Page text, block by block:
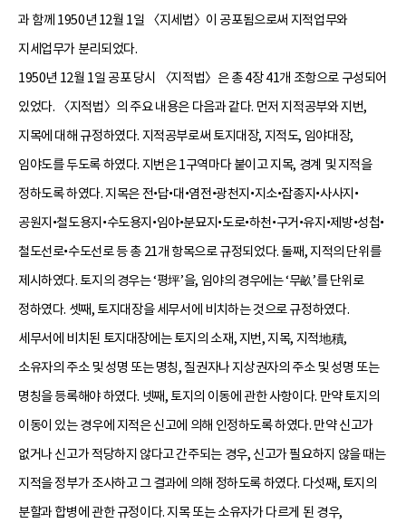
과 함께 1950년 12월 1일 〈지세법〉이 공포됨으로써 지적업무와
지세업무가 분리되었다.
1950년 12월 1일 공포 당시 〈지적법〉은 총 4장 41개 조항으로 구성되어
있었다. 〈지적법〉의 주요 내용은 다음과 같다. 먼저 지적공부와 지번,
지목에 대해 규정하였다. 지적공부로써 토지대장, 지적도, 임야대장,
임야도를 두도록 하였다. 지번은 1구역마다 붙이고 지목, 경계 및 지적을
정하도록 하였다. 지목은 전•답•대•염전•광천지•지소•잡종지•사사지•
공원지•철도용지•수도용지•임야•분묘지•도로•하천•구거•유지•제방•성첩•
철도선로•수도선로 등 총 21개 항목으로 규정되었다. 둘째, 지적의 단위를
제시하였다. 토지의 경우는 ‘평坪’을, 임야의 경우에는 ‘무畝’를 단위로
정하였다. 셋째, 토지대장을 세무서에 비치하는 것으로 규정하였다.
세무서에 비치된 토지대장에는 토지의 소재, 지번, 지목, 지적地積,
소유자의 주소 및 성명 또는 명칭, 질권자나 지상권자의 주소 및 성명 또는
명칭을 등록해야 하였다. 넷째, 토지의 이동에 관한 사항이다. 만약 토지의
이동이 있는 경우에 지적은 신고에 의해 인정하도록 하였다. 만약 신고가
없거나 신고가 적당하지 않다고 간주되는 경우, 신고가 필요하지 않을 때는
지적을 정부가 조사하고 그 결과에 의해 정하도록 하였다. 다섯째, 토지의
분할과 합병에 관한 규정이다. 지목 또는 소유자가 다르게 된 경우,